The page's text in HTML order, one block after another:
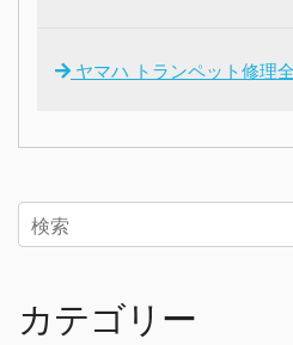
ヤマハ トランペット修理
カテゴリー